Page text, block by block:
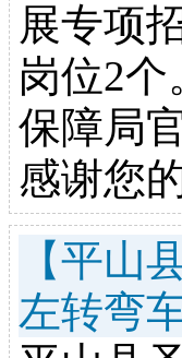
展专项
岗位2
保障局
感谢您
【平山
左转弯